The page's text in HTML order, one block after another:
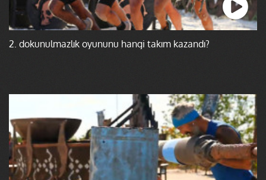
2. dokunulmazlık oyununu hangi takım kazandı?